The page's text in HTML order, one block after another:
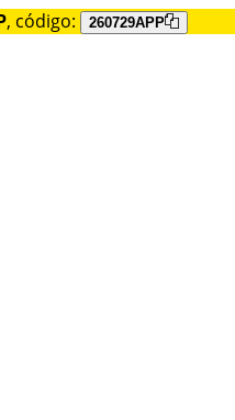
, código: 260729APP